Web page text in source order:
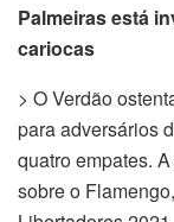
Palmeiras está
cariocas
> O Verdão
para adversários
quatro empates.
sobre o